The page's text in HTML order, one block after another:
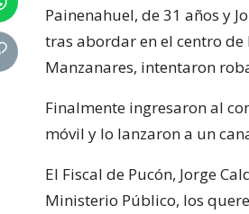
Painenahuel, de 31 años y
tras abordar en el centro
Manzanares, intentaron
Finalmente ingresaron al
móvil y lo lanzaron a un
El Fiscal de Pucón, Jorge
Ministerio Público, los